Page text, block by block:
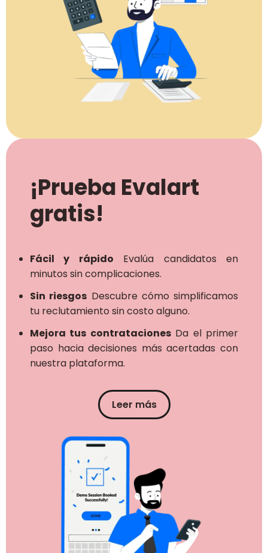
¡Prueba Evalart
gratis!
Fácil y rápido Evalúa candidatos en
minutos sin complicaciones.
Sin riesgos Descubre cómo simplificamos
tu reclutamiento sin costo alguno.
Mejora tus contratacionesDa el primer
paso hacia decisiones más acertadas con
nuestra plataforma.
Leer más